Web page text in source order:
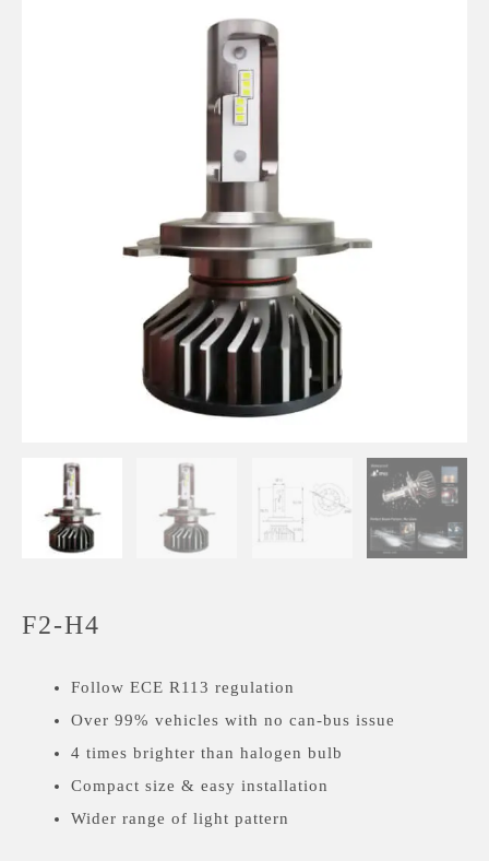
F2-H4
Follow ECE R113 regulation
Over 99% vehicles with no can-bus issue
4 times brighter than halogen bulb
Compact size & easy installation
Wider range of light pattern